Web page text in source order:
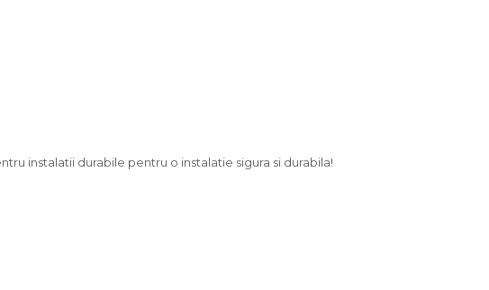
instalatii durabile pentru o instalatie sigura si durabila!